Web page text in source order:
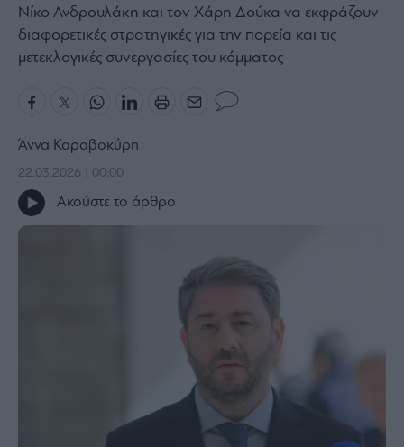
Financial
Times
The
301
My
Story
Νίκο Ανδρουλάκη και τον Χάρη Δούκα να εκφράζουν
διαφορετικές στρατηγικές για την πορεία και τις
μετεκλογικές συνεργασίες του κόμματος
Άννα Καραβοκύρη
22.03.2026 | 00:00
Ακούστε το άρθρο